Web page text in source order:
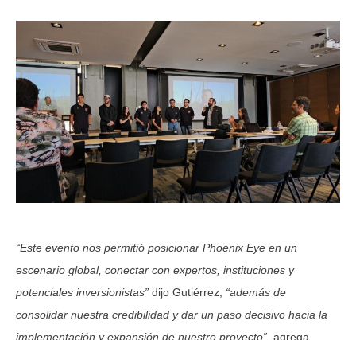
“Este evento nos permitió posicionar Phoenix Eye en un
escenario global, conectar con expertos, instituciones y
potenciales inversionistas” dijo Gutiérrez, “además de
consolidar nuestra credibilidad y dar un paso decisivo hacia la
implementación y expansión de nuestro proyecto”, agrega